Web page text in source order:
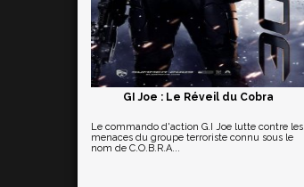
GI Joe : Le Réveil du Cobra
Le commando d'action G.I Joe lutte contre les
menaces du groupe terroriste connu sous le
nom de C.O.B.R.A...